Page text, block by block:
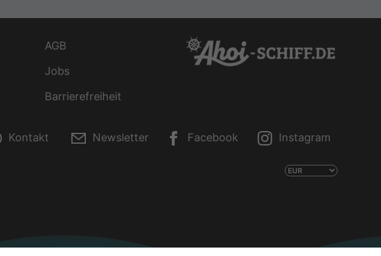
AGB
Jobs
Barrierefreiheit
Kontakt Newsletter Facebook Instagram